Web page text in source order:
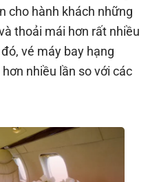
cho hành khách những
thoải mái hơn rất nhiều
vé máy bay hạng
nhiều lần so với các